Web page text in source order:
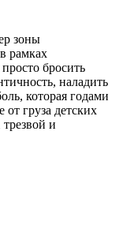
зоны
рамках
бросить
наладить
которая годами
груза детских
и